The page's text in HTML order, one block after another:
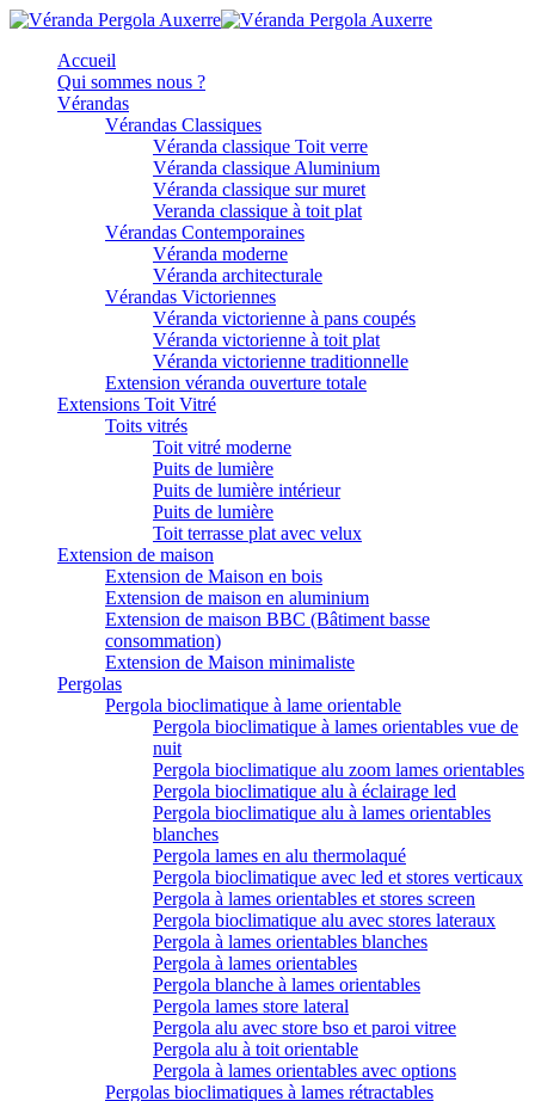
Accueil
Qui sommes nous ?
Vérandas
Vérandas Classiques
Véranda classique Toit verre
Véranda classique Aluminium
Véranda classique sur muret
Veranda classique à toit plat
Vérandas Contemporaines
Véranda moderne
Véranda architecturale
Vérandas Victoriennes
Véranda victorienne à pans coupés
Véranda victorienne à toit plat
Véranda victorienne traditionnelle
Extension véranda ouverture totale
Extensions Toit Vitré
Toits vitrés
Toit vitré moderne
Puits de lumière
Puits de lumière intérieur
Puits de lumière
Toit terrasse plat avec velux
Extension de maison
Extension de Maison en bois
Extension de maison en aluminium
Extension de maison BBC (Bâtiment basse
consommation)
Extension de Maison minimaliste
Pergolas
Pergola bioclimatique à lame orientable
Pergola bioclimatique à lames orientables vue de
nuit
Pergola bioclimatique alu zoom lames orientables
Pergola bioclimatique alu à éclairage led
Pergola bioclimatique alu à lames orientables
blanches
Pergola lames en alu thermolaqué
Pergola bioclimatique avec led et stores verticaux
Pergola à lames orientables et stores screen
Pergola bioclimatique alu avec stores lateraux
Pergola à lames orientables blanches
Pergola à lames orientables
Pergola blanche à lames orientables
Pergola lames store lateral
Pergola alu avec store bso et paroi vitree
Pergola alu à toit orientable
Pergola à lames orientables avec options
Pergolas bioclimatiques à lames rétractables